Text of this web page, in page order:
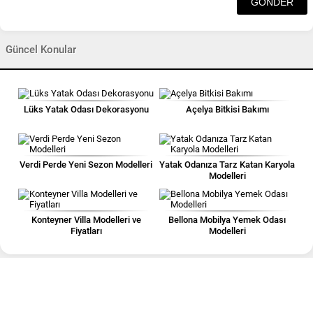
Güncel Konular
Lüks Yatak Odası Dekorasyonu Açelya Bitkisi Bakımı
Verdi Perde Yeni Sezon Modelleri
Yatak Odanıza Tarz Katan Karyola
Modelleri
Konteyner Villa Modelleri ve
Fiyatları
Bellona Mobilya Yemek Odası
Modelleri